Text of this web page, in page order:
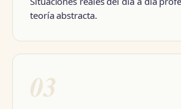
teoría abstracta.
03